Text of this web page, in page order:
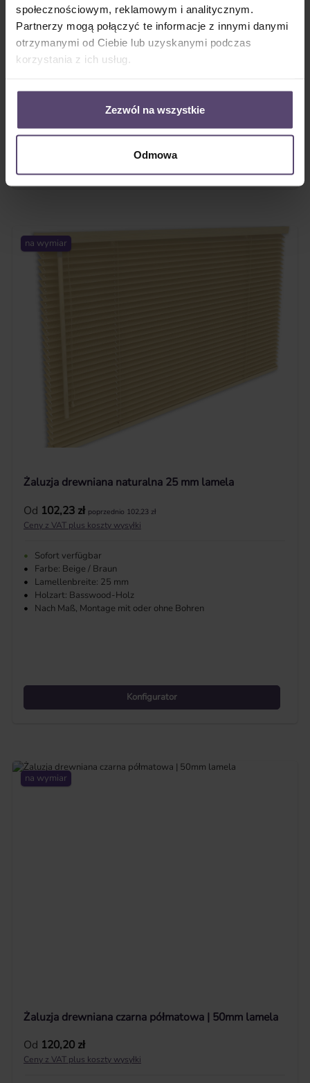
społecznościowym, reklamowym i analitycznym.
Partnerzy mogą połączyć te informacje z innymi danymi
otrzymanymi od Ciebie lub uzyskanymi podczas
korzystania z ich usług.
Zezwól na wszystkie
Odmowa
Dostępny od ręki
• 8 różnych kolorów do skonfigurowania
•Rodzaj drewna: 100% drewno naturalne
• Superior Line
Konfigurator
na wymiar
Żaluzja drewniana naturalna 25 mm lamela
Cena regularna:
Od 102,23 zł poprzednio 102,23 zł
Ceny z VAT plus koszty wysyłki
•
Sofort verfügbar
•
Farbe: Beige / Braun
•
Lamellenbreite: 25 mm
•
Holzart: Basswood-Holz
•
Nach Maß, Montage mit oder ohne Bohren
Konfigurator
na wymiar
Żaluzja drewniana czarna półmatowa | 50mm lamela
Cena regularna:
Od 120,20 zł
Ceny z VAT plus koszty wysyłki